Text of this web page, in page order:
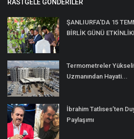
RASTGELE GÖNDERILER
ŞANLIURFA'DA 15
BİRLİK GÜNÜ
Termometreler
Uzmanından Hayati...
İbrahim Tatlıses’ten
Paylaşımı